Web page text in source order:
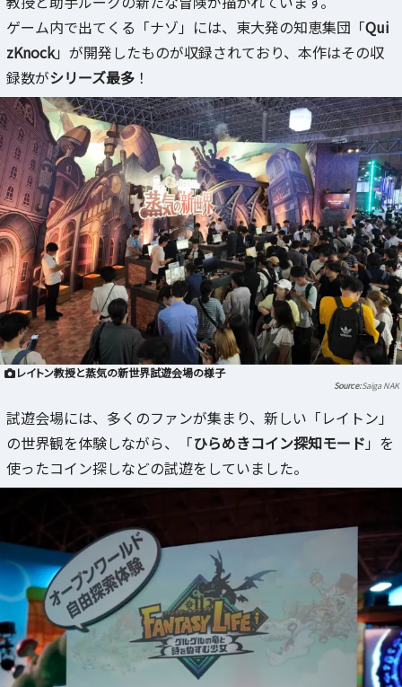
ゲーム内で出てくる「ナゾ」には、東大発の知恵集団「Qui
zKnock」が開発したものが収録されており、本作はその収
録数がシリーズ最多 ！
レイトン教授と蒸気の新世界試遊会場の様子
Saiga NAK
試遊会場には、多くのファンが集まり、新しい「レイトン」
の世界観を体験しながら、「ひらめきコイン探知モード 」を
使ったコイン探しなどの試遊をしていました。